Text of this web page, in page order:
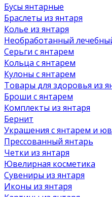
Бусы янтарные
Браслеты из янтаря
Колье из янтаря
Необработанный
Серьги с янтарем
Кольца с янтарем
Кулоны с янтарем
Товары для здоровья из
Броши с янтарем
Комплекты из янтаря
Бернит
Украшения с янтарем и
Прессованный янтарь
Четки из янтаря
Ювелирная косметика
Сувениры из янтаря
Иконы из янтаря